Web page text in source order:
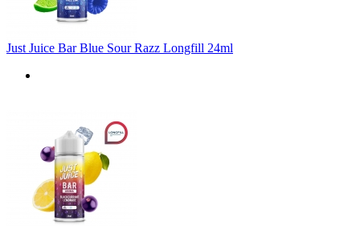
Just Juice Bar Blue Sour Razz Longfill 24ml